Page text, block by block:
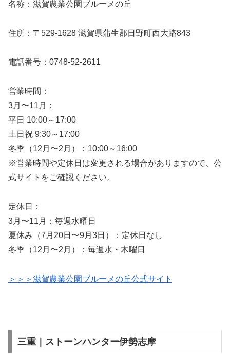
名称：滋賀農業公園ブルーメの丘
住所：〒529-1628 滋賀県蒲生郡日野町西大路843
電話番号：0748-52-2611
営業時間：
3月〜11月：
平日 10:00～17:00
土日祝 9:30～17:00
冬季（12月〜2月）：10:00～16:00
※営業時間や定休日は変更される場合がありますので、公
式サイトをご確認ください。
定休日：
3月〜11月：毎週水曜日
夏休み（7月20日〜9月3日）：定休日なし
冬季（12月〜2月）：毎週水・木曜日
＞＞＞滋賀農業公園ブルーメの丘公式サイト
三重｜ストーンハンター伊勢志摩